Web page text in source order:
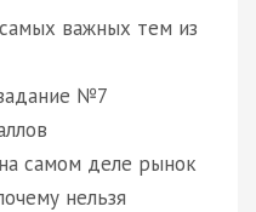
важных тем из
№7
самом деле рынок
нельзя